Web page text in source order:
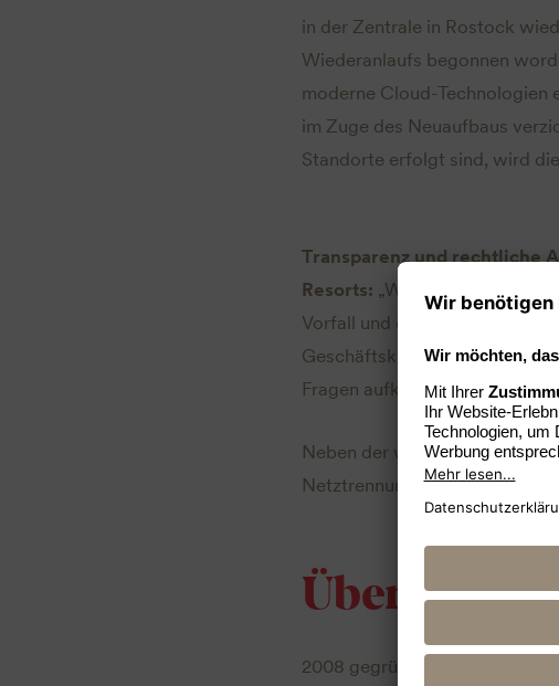
in der Zentrale in Rostock
Wiederanlaufs begonnen
moderne Cloud-Technologien
im Zuge des Neuaufbaus
Standorte erfolgt sind, wird
Transparenz und rechtliche
Resorts: „Wir bedauern
Vorfall und dem damit
Geschäftskunden werden um
Fragen aufkommen, ist eine
Neben der weiteren
Netztrennung intern, wie
Über
2008 gegründet, sind die